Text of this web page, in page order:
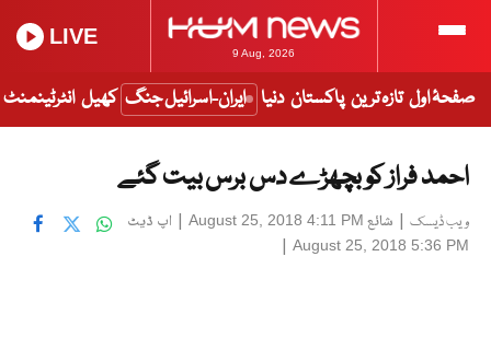
9 Aug, 2026
LIVE
صفحۂ اول تازہ ترین پاکستان دنیا ایران-اسرائیل جنگ کھیل انٹرٹینمنٹ
احمد فراز کو بچھڑے دس برس بیت گئے
ویب ڈیسک | شائع August 25, 2018 4:11 PM
| اپ ڈیٹ
August 25, 2018 5:36 PM
|